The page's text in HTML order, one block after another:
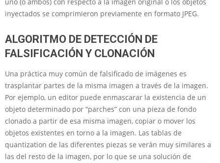
inyectados se comprimieron previamente en formato JPEG.
ALGORITMO DE DETECCIÓN DE
FALSIFICACIÓN Y CLONACIÓN
Una práctica muy común de falsificado de imágenes es
trasplantar partes de la misma imagen a través de la imagen.
Por ejemplo, un editor puede enmascarar la existencia de un
objeto determinado por “parches” con una pieza de fondo
clonado a partir de esa misma imagen, copiar o mover los
objetos existentes en torno a la imagen. Las tablas de
quantization de las diferentes piezas se verán muy similares a
las del resto de la imagen, por lo que se una solución de